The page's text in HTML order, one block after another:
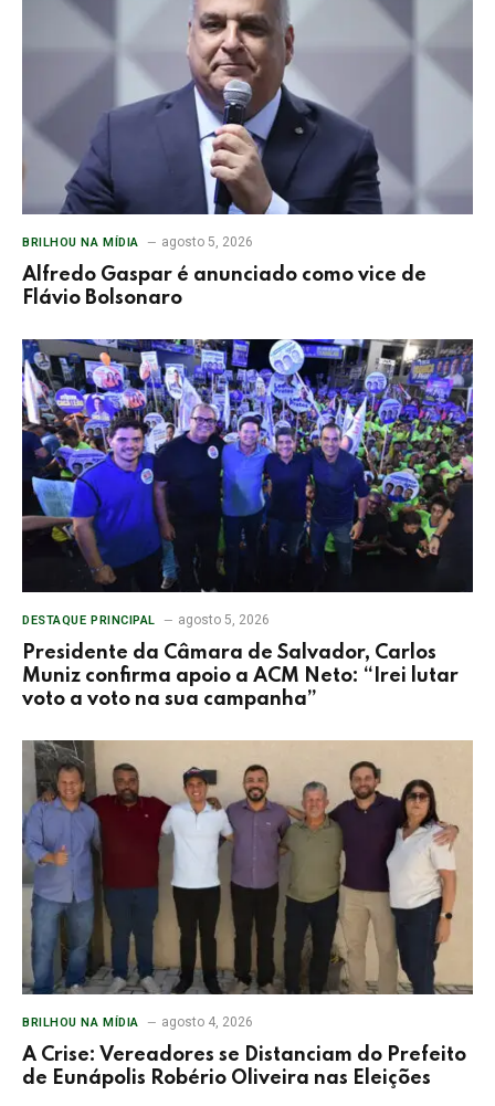
BRILHOU NA MÍDIA agosto 5, 2026
Alfredo Gaspar é anunciado como vice de
Flávio Bolsonaro
DESTAQUE PRINCIPAL agosto 5, 2026
Presidente da Câmara de Salvador, Carlos
Muniz confirma apoio a ACM Neto: “Irei lutar
voto a voto na sua campanha”
BRILHOU NA MÍDIA agosto 4, 2026
A Crise: Vereadores se Distanciam do Prefeito
de Eunápolis Robério Oliveira nas Eleições